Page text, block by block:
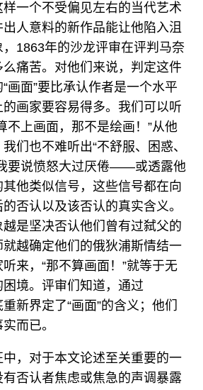
一个不受偏见左右的当代艺术
人意料的新作品能让他陷入沮
1863年的沙龙评审在评判马奈
痛苦。对他们来说，判定这件
画面”要比承认作者是一个水平
画家要容易得多。我们可以听
不上画面，那不是绘画！”从他
们也不难听出“不舒服、困惑、
要说愤怒大过厌倦——或透露他
他类似信号，这些信号都在向
否认以及该否认的真实含义。
是坚决否认他们曾有过弑父的
越确定他们的俄狄浦斯情结一
来，“那不算画面！”就等于无
境。评审们知道，通过
新界定了“画面”的含义；他们
而已。
，对于本文论述至关重要的一
否认者焦虑或焦急的声调暴露